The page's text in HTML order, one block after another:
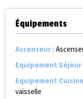
Équipements
Ascenseur :
Equipement Séjour
Equipement
vaisselle